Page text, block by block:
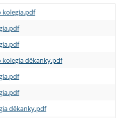
kolegia.pdf
kolegia děkanky.pdf
děkanky.pdf